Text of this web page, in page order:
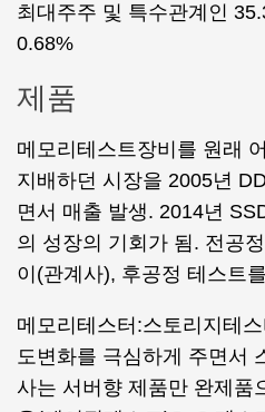
최대주주 및 특수관계인
0.68%
제품
메모리테스트장비를 원래
지배하던 시장을 2005년
면서 매출 발생. 2014년
의 성장의 기회가 됨. 전공
이(관계사), 후공정 테스트
메모리테스터:스토리지테
도변화를 극심하게 주면서
사는 서버향 제품만 완제품